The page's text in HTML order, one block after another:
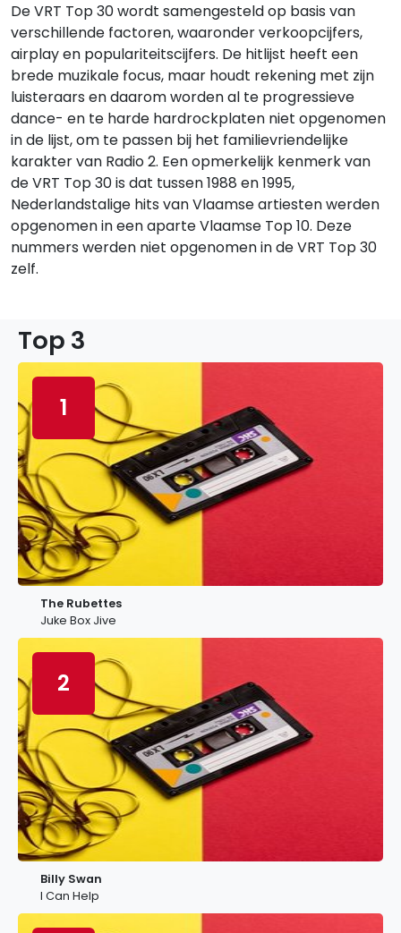
De VRT Top 30 wordt samengesteld op basis van
verschillende factoren, waaronder verkoopcijfers,
airplay en populariteitscijfers. De hitlijst heeft een
brede muzikale focus, maar houdt rekening met zijn
luisteraars en daarom worden al te progressieve
dance- en te harde hardrockplaten niet opgenomen
in de lijst, om te passen bij het familievriendelijke
karakter van Radio 2. Een opmerkelijk kenmerk van
de VRT Top 30 is dat tussen 1988 en 1995,
Nederlandstalige hits van Vlaamse artiesten werden
opgenomen in een aparte Vlaamse Top 10. Deze
nummers werden niet opgenomen in de VRT Top 30
zelf.
Top 3
1
The Rubettes
Juke Box Jive
2
Billy Swan
I Can Help